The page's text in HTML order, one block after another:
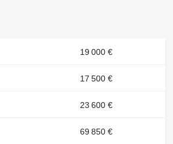
19 000 €
17 500 €
23 600 €
69 850 €